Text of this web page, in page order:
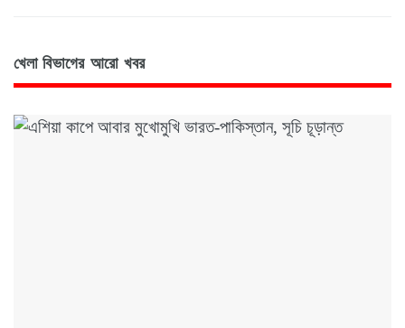
খেলা বিভাগের আরো খবর